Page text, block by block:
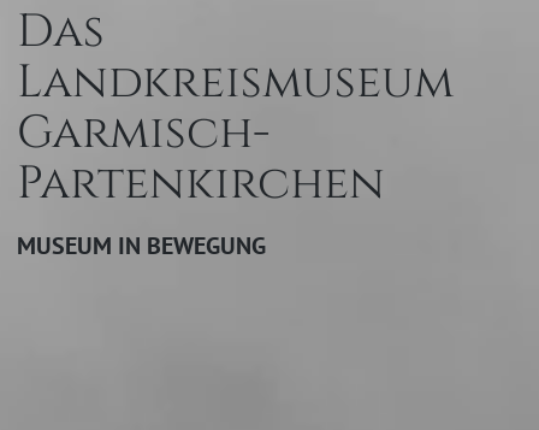
Das
Landkreismuseum
Garmisch-
Partenkirchen
MUSEUM IN BEWEGUNG